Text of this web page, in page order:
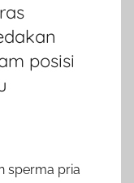
posisi
sperma pria